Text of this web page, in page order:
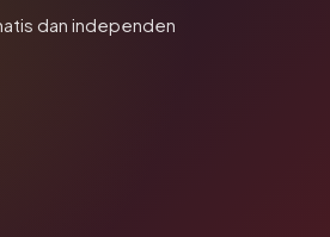
dan independen